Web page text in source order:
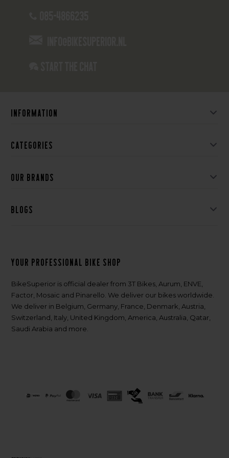
Information
Categories
Our brands
Blogs
Your professional bike shop
BikeSuperior is official dealer from 3T Bikes, Aurum, ENVE,
Factor, Mosaic and Pinarello. We deliver our bikes worldwide.
We deliver in Belgium, Germany, France, Denmark, Austria,
Switzerland, Italy, United Kingdom, America, Australia, Qatar,
Saudi Arabia and more.